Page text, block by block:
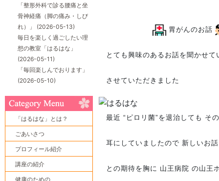
胃がんのお話
とても興味のあるお話を聞かせ
させていただきました
最近 “ピロリ菌”を退治しても そ
耳にしていましたので 新しいお
との期待を胸に 山王病院 の山王
「整形外科で診る腰痛と坐
骨神経痛（脚の痛み・しび
れ）」 (2026-05-13)
毎日を楽しく過ごしたい理
想の教室「はるはな」
(2026-05-11)
「毎回楽しんでおります」
(2026-05-10)
「はるはな」とは？
ごあいさつ
プロフィール紹介
講座の紹介
健康のための